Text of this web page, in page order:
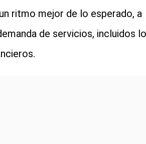
ritmo mejor de lo esperado, a
de servicios, incluidos